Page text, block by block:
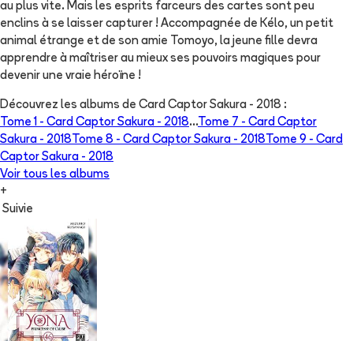
au plus vite. Mais les esprits farceurs des cartes sont peu
enclins à se laisser capturer ! Accompagnée de Kélo, un petit
animal étrange et de son amie Tomoyo, la jeune fille devra
apprendre à maîtriser au mieux ses pouvoirs magiques pour
devenir une vraie héroïne !
Découvrez les albums de Card Captor Sakura - 2018 :
Tome 1 - Card Captor Sakura - 2018...Tome 7 - Card Captor
Sakura - 2018 Tome 8 - Card Captor Sakura - 2018 Tome 9 - Card
Captor Sakura - 2018
Voir tous les albums
+
Suivie